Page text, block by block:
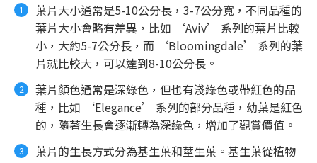
葉片大小通常是5-10公分長，3-7公分寬，不同品種的
葉片大小會略有差異，比如 ‘Aviv’ 系列的葉片比較
小，大約5-7公分長，而 ‘Bloomingdale’ 系列的葉
片就比較大，可以達到8-10公分長。
葉片顏色通常是深綠色，但也有淺綠色或帶紅色的品
種，比如 ‘Elegance’ 系列的部分品種，幼葉是紅色
的，隨著生長會逐漸轉為深綠色，增加了觀賞價值。
葉片的生長方式分為基生葉和莖生葉。基生葉從植物